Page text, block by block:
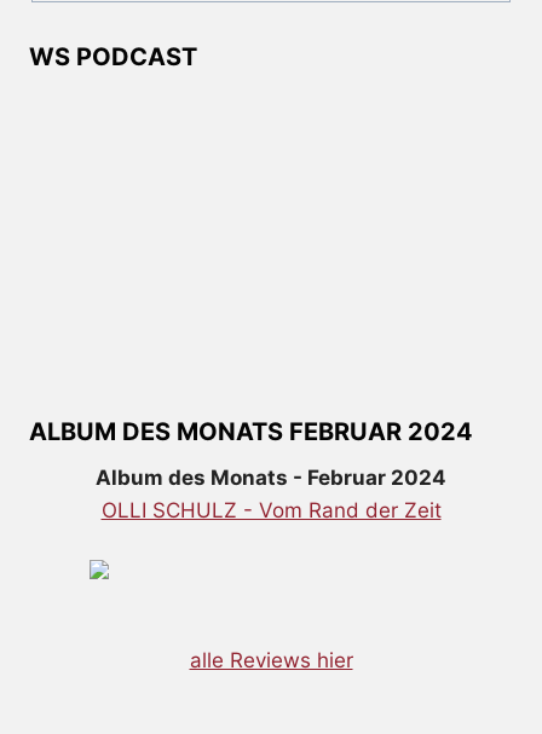
WS PODCAST
ALBUM DES MONATS FEBRUAR 2024
Album des Monats - Februar 2024
OLLI SCHULZ - Vom Rand der Zeit
alle Reviews hier